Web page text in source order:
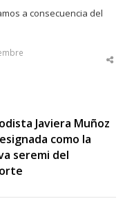
a consecuencia del
Javiera Muñoz
como la
seremi del